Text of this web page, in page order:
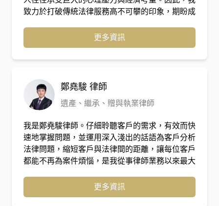
致力於打破傳統法律服務高不可攀的印象，期盼成
更應該保護願意尋求幫助的人。」 ⚖️ 核心專業與
服務優勢 深耕民生案件與跨領域整合：專注處理
與生活息息相關的車禍事故、消費糾紛、債務處理
野，能全面評估案件風險。 彈性化法律方案：提
供訴狀代撰、階段性委任等多元選擇，確保在您的
預算範圍內，為您爭取到最有利的結果。 白話法
「法律易開冠」，用最淺顯易懂的方式，為大眾解
答生活中的法律疑難雜症。 📰 媒體報導與公開見
證 除了法庭實戰，我也經常受邀參與各大媒體專
訪與節目，提供客觀專業的法律解析： 媒體專訪
與時事評論：《工商時報》獨家專訪（主打彈性法
律服務與民生案件）、TVBS 新聞台（重大車禍與
社會案件刑責剖析）。 知名節目合作律師：LINE
更多資訊
鄭堯駿 律師
遺產、繼承、贈與執業律師
我是鄭堯駿律師。仔細聆聽客戶的需求，有效而快
速地掌握問題，並運用深入淺出的話語為客戶分析
法律問題，縮短客戶與法律間的距離，讓每位客戶
都能不再為案件煩惱，是我從事律師業務以來最大
是能站在當事人的角度，釜底抽薪地解決問題，這
是我所秉持的理念。
更多資訊